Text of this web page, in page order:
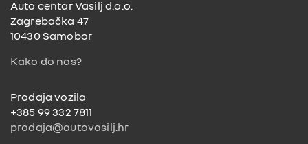
e
b
o
Auto centar Vasilj d.o.o.
Zagrebačka 47
10430 Samobor
Kako do nas?
Prodaja vozila
+385 99 332 7811
prodaja@autovasilj.hr